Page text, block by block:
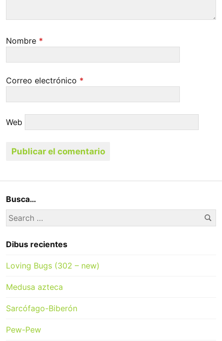
Nombre *
Correo electrónico *
Web
Busca…
Search
for:
Dibus recientes
Loving Bugs (302 – new)
Medusa azteca
Sarcófago-Biberón
Pew-Pew